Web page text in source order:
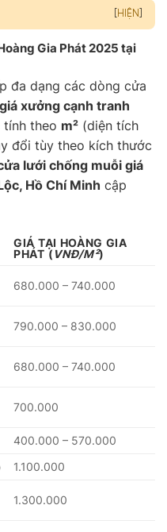
HIỆN
Gia Phát 2025 tại
đa dạng các dòng cửa
giá xưởng cạnh tranh
theo m² (diện tích
đổi tùy theo kích thước
lưới chống muỗi giá
Hồ Chí Minh cập
GIÁ TẠI HOÀNG GIA
PHÁT ( VNĐ/M²)
680.000 – 740.000
790.000 – 830.000
680.000 – 740.000
700.000
400.000 – 570.000
1.100.000
1.300.000